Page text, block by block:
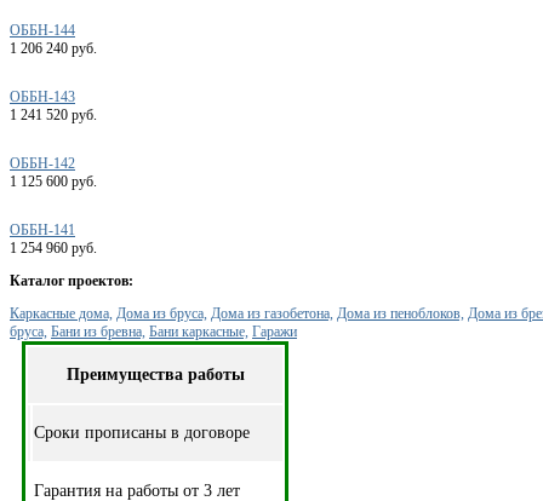
ОББН-144
1 206 240 руб.
ОББН-143
1 241 520 руб.
ОББН-142
1 125 600 руб.
ОББН-141
1 254 960 руб.
Каталог проектов:
Каркасные дома, Дома из бруса, Дома из газобетона, Дома из пеноблоков, Дома из
бруса, Бани из бревна, Бани каркасные, Гаражи
Преимущества работы
Cроки прописаны в договоре
Гарантия на работы от 3 лет